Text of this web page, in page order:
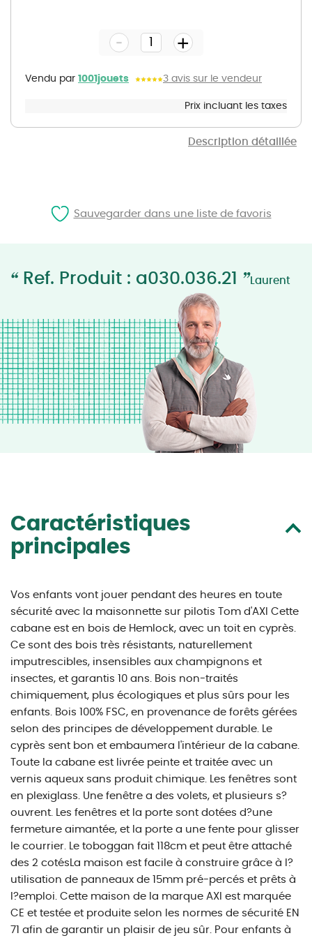
Description détaillée
gallery
Prix incluant les taxes
Vendu par 1001jouets 3 avis sur le vendeur
- +
“ Ref. Produit : a030.036.21 ”Laurent
Caractéristiques
principales
Vos enfants vont jouer pendant des heures en toute
sécurité avec la maisonnette sur pilotis Tom d'AXI Cette
cabane est en bois de Hemlock, avec un toit en cyprès.
Ce sont des bois très résistants, naturellement
imputrescibles, insensibles aux champignons et
insectes, et garantis 10 ans. Bois non-traités
chimiquement, plus écologiques et plus sûrs pour les
enfants. Bois 100% FSC, en provenance de forêts gérées
selon des principes de développement durable. Le
cyprès sent bon et embaumera l'intérieur de la cabane.
Toute la cabane est livrée peinte et traitée avec un
vernis aqueux sans produit chimique. Les fenêtres sont
en plexiglass. Une fenêtre a des volets, et plusieurs s?
ouvrent. Les fenêtres et la porte sont dotées d?une
fermeture aimantée, et la porte a une fente pour glisser
le courrier. Le toboggan fait 118cm et peut être attaché
des 2 cotésLa maison est facile à construire grâce à l?
utilisation de panneaux de 15mm pré-percés et prêts à
l?emploi. Cette maison de la marque AXI est marquée
CE et testée et produite selon les normes de sécurité EN
71 afin de garantir un plaisir de jeu sûr. Pour enfants à
Sauvegarder dans une liste de favoris